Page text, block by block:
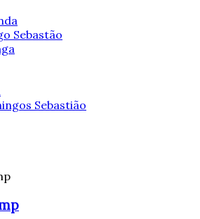
Sebastão
Sebastião